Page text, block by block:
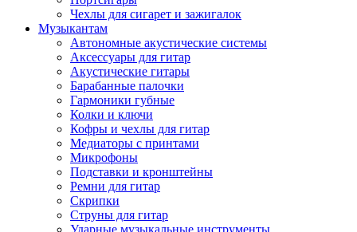
Чехлы для сигарет и зажигалок
Музыкантам
Автономные акустические системы
Аксессуары для гитар
Акустические гитары
Барабанные палочки
Гармоники губные
Колки и ключи
Кофры и чехлы для гитар
Медиаторы с принтами
Микрофоны
Подставки и кронштейны
Ремни для гитар
Скрипки
Струны для гитар
Ударные музыкальные инструменты